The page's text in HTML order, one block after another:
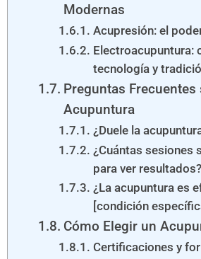
Modernas
Acupresión: el
Electroacupuntura:
tecnología y
Preguntas Frecuentes
Acupuntura
¿Duele la
¿Cuántas sesiones
para ver resultados?
¿La acupuntura es
[condición
Cómo Elegir un
Certificaciones y